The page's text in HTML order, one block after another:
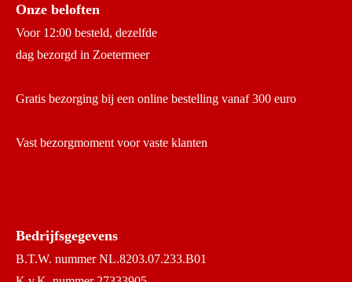
Onze beloften
Voor 12:00 besteld, dezelfde
dag bezorgd in Zoetermeer
Gratis bezorging bij een online bestelling vanaf 300 euro
Vast bezorgmoment voor vaste klanten
Bedrijfsgegevens
B.T.W. nummer NL.8203.07.233.B01